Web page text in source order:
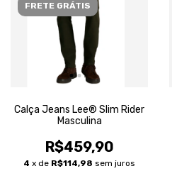
FRETE GRÁTIS
Calça Jeans Lee® Slim Rider
Masculina
R$459,90
4 x de R$114,98 sem juros